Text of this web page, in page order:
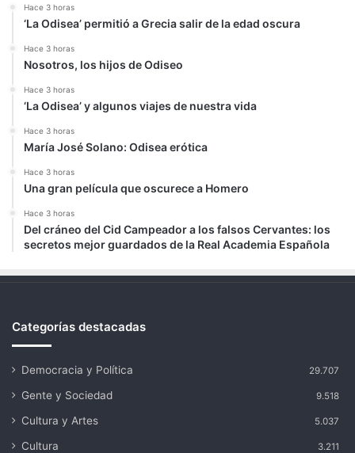
Hace 3 horas
‘La Odisea’ permitió a Grecia salir de la edad oscura
Hace 3 horas
Nosotros, los hijos de Odiseo
Hace 3 horas
‘La Odisea’ y algunos viajes de nuestra vida
Hace 3 horas
María José Solano: Odisea erótica
Hace 3 horas
Una gran película que oscurece a Homero
Hace 3 horas
Del cráneo del Cid Campeador a los falsos Cervantes: los
secretos mejor guardados de la Real Academia Española
Categorías destacadas
Democracia y Política 29.707
Gente y Sociedad 9.518
Cultura y Artes 5.037
Cultura 3.211